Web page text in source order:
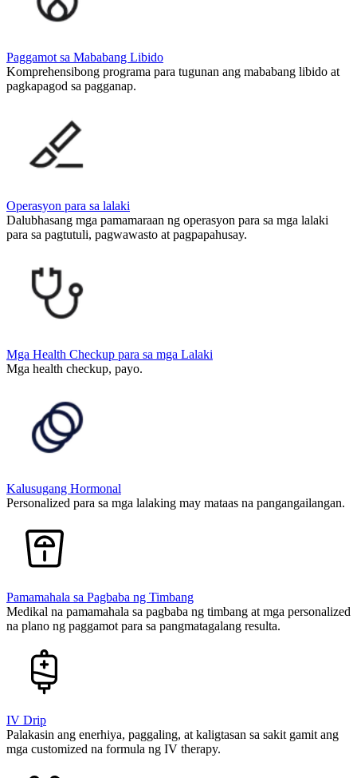
Paggamot sa Mababang Libido
Komprehensibong programa para tugunan ang mababang libido at
pagkapagod sa pagganap.
Operasyon para sa lalaki
Dalubhasang mga pamamaraan ng operasyon para sa mga lalaki
para sa pagtutuli, pagwawasto at pagpapahusay.
Mga Health Checkup para sa mga Lalaki
Mga health checkup, payo.
Kalusugang Hormonal
Personalized para sa mga lalaking may mataas na pangangailangan.
Pamamahala sa Pagbaba ng Timbang
Medikal na pamamahala sa pagbaba ng timbang at mga personalized
na plano ng paggamot para sa pangmatagalang resulta.
IV Drip
Palakasin ang enerhiya, paggaling, at kaligtasan sa sakit gamit ang
mga customized na formula ng IV therapy.